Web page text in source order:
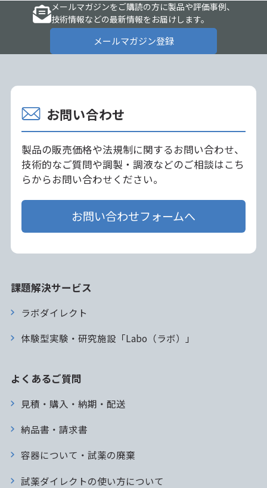
メールマガジンをご購読の方に製品や評価事例、
技術情報などの最新情報をお届けします。
メールマガジン登録
お問い合わせ
製品の販売価格や法規制に関するお問い合わせ、
技術的なご質問や調製・調液などのご相談はこち
らからお問い合わせください。
お問い合わせフォームへ
課題解決サービス
ラボダイレクト
体験型実験・研究施設「Labo（ラボ）」
よくあるご質問
見積・購入・納期・配送
納品書・請求書
容器について・試薬の廃棄
試薬ダイレクトの使い方について